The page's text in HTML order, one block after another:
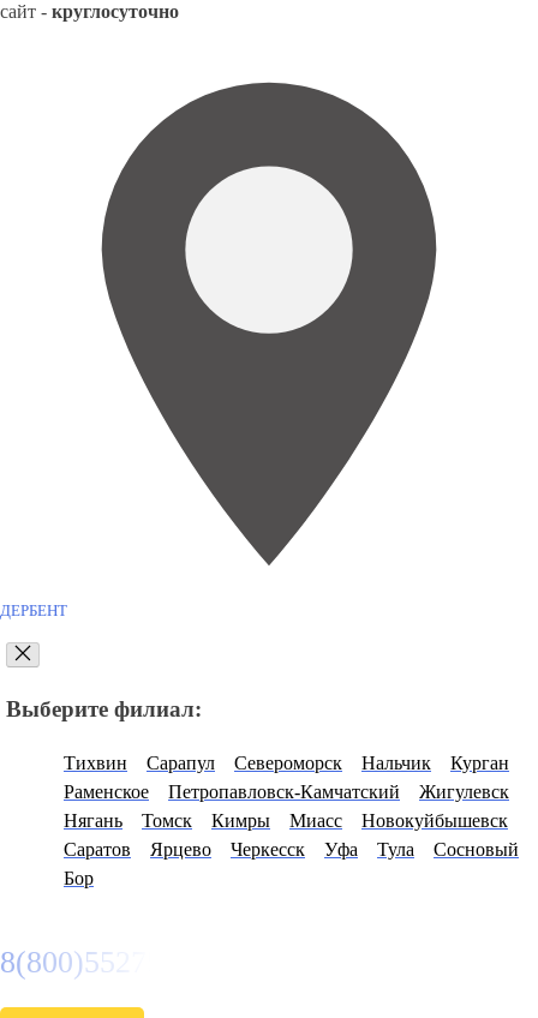
сайт - круглосуточно
ДЕРБЕНТ
Выберите филиал:
Тихвин Сарапул Североморск Нальчик
Курган
Раменское
Петропавловск-Камчатский
Жигулевск
Нягань
Томск Кимры Миасс
Новокуйбышевск
Саратов
Ярцево Черкесск Уфа Тула
Сосновый
Бор
8(800)5527584